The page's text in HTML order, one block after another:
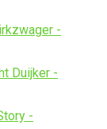
-
Duijker -
-